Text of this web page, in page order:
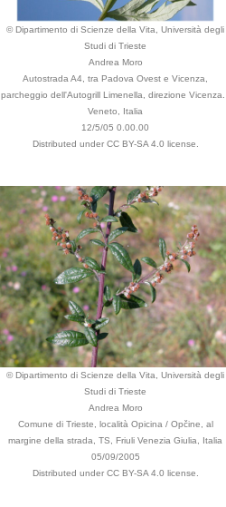
© Dipartimento di Scienze della Vita, Università degli
Studi di Trieste
Andrea Moro
Autostrada A4, tra Padova Ovest e Vicenza,
parcheggio dell'Autogrill Limenella, direzione Vicenza. ,
Veneto, Italia
12/5/05 0.00.00
Distributed under CC BY-SA 4.0 license.
© Dipartimento di Scienze della Vita, Università degli
Studi di Trieste
Andrea Moro
Comune di Trieste, località Opicina / Opčine, al
margine della strada, TS, Friuli Venezia Giulia, Italia
05/09/2005
Distributed under CC BY-SA 4.0 license.